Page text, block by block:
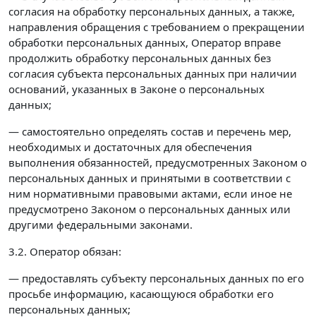
согласия на обработку персональных данных, а также,
направления обращения с требованием о прекращении
обработки персональных данных, Оператор вправе
продолжить обработку персональных данных без
согласия субъекта персональных данных при наличии
оснований, указанных в Законе о персональных
данных;
— самостоятельно определять состав и перечень мер,
необходимых и достаточных для обеспечения
выполнения обязанностей, предусмотренных Законом о
персональных данных и принятыми в соответствии с
ним нормативными правовыми актами, если иное не
предусмотрено Законом о персональных данных или
другими федеральными законами.
3.2. Оператор обязан:
— предоставлять субъекту персональных данных по его
просьбе информацию, касающуюся обработки его
персональных данных;